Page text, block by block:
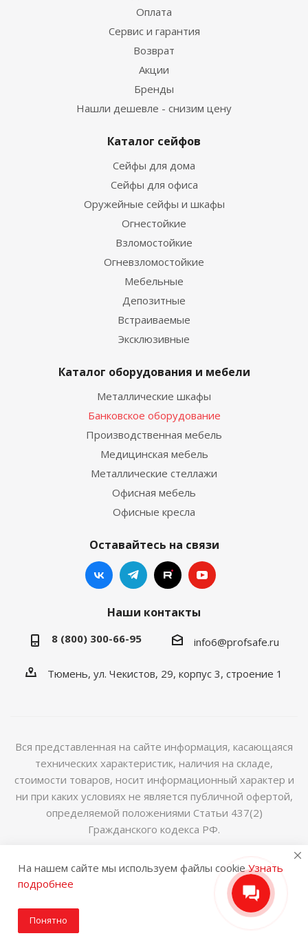
Оплата
Сервис и гарантия
Возврат
Акции
Бренды
Нашли дешевле - снизим цену
Каталог сейфов
Сейфы для дома
Сейфы для офиса
Оружейные сейфы и шкафы
Огнестойкие
Взломостойкие
Огневзломостойкие
Мебельные
Депозитные
Встраиваемые
Эксклюзивные
Каталог оборудования и мебели
Металлические шкафы
Банковское оборудование
Производственная мебель
Медицинская мебель
Металлические стеллажи
Офисная мебель
Офисные кресла
Оставайтесь на связи
Наши контакты
8 (800) 300-66-95 info6@profsafe.ru
Тюмень, ул. Чекистов, 29, корпус 3, строение 1
Вся представленная на сайте информация, касающаяся
технических характеристик, наличия на складе,
стоимости товаров, носит информационный характер и
ни при каких условиях не является публичной офертой,
определяемой положениями Статьи 437(2)
Гражданского кодекса РФ.
2014-2026 © Интернет магазин сейфов и металлической
мебели
На нашем сайте мы используем файлы cookieУзнать
подробнее
Понятно